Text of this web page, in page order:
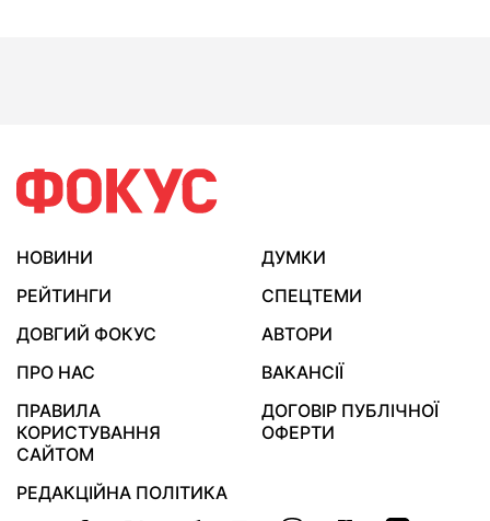
НОВИНИ
ДУМКИ
РЕЙТИНГИ
СПЕЦТЕМИ
ДОВГИЙ ФОКУС
АВТОРИ
ПРО НАС
ВАКАНСІЇ
ПРАВИЛА
КОРИСТУВАННЯ
САЙТОМ
ДОГОВІР ПУБЛІЧНОЇ
ОФЕРТИ
РЕДАКЦІЙНА ПОЛІТИКА